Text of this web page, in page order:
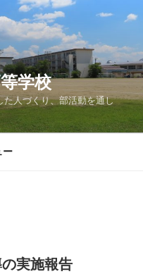
学校
た人づくり、部活動を通し
ー
実施報告